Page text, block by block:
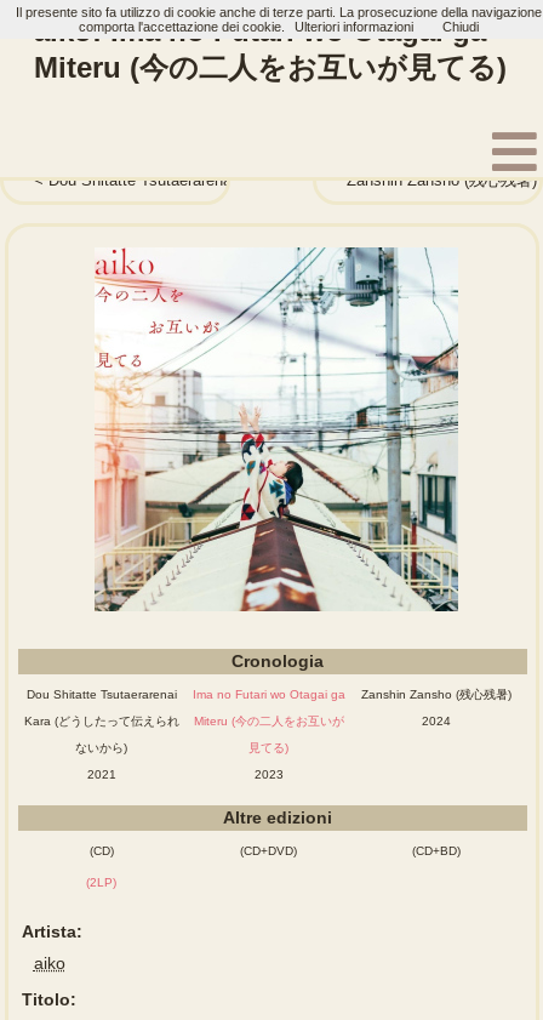
aiko: Ima no Futari wo Otagai ga
Miteru (今の二人をお互いが見てる)
Dou Shitatte Tsutaerarenai Kara (どうしたって伝えられないから)
Zanshin Zansho (残心残暑)
Cronologia
Dou Shitatte Tsutaerarenai
Kara (どうしたって伝えられ
ないから)
2021
Ima no Futari wo Otagai ga
Miteru (今の二人をお互いが
見てる)
2023
Zanshin Zansho (残心残暑)
2024
Altre edizioni
(CD) (CD+DVD) (CD+BD)
(2LP)
Artista:
aiko
Titolo:
Il presente sito fa utilizzo di cookie anche di terze parti. La prosecuzione della navigazione
comporta l'accettazione dei cookie.
Ulteriori informazioni Chiudi